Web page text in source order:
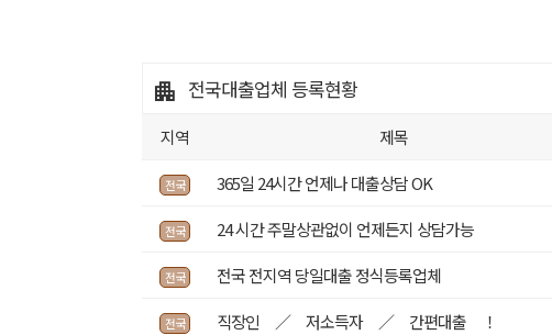
전국대출업체 등록현황
지역 제목
전국 365일 24시간 언제나 대출상담 OK
전국 24 시간 주말상관없이 언제든지 상담가능
전국 전국 전지역 당일대출 정식등록업체
전국 직장인 ／ 저소득자 ／ 간편대출 ！